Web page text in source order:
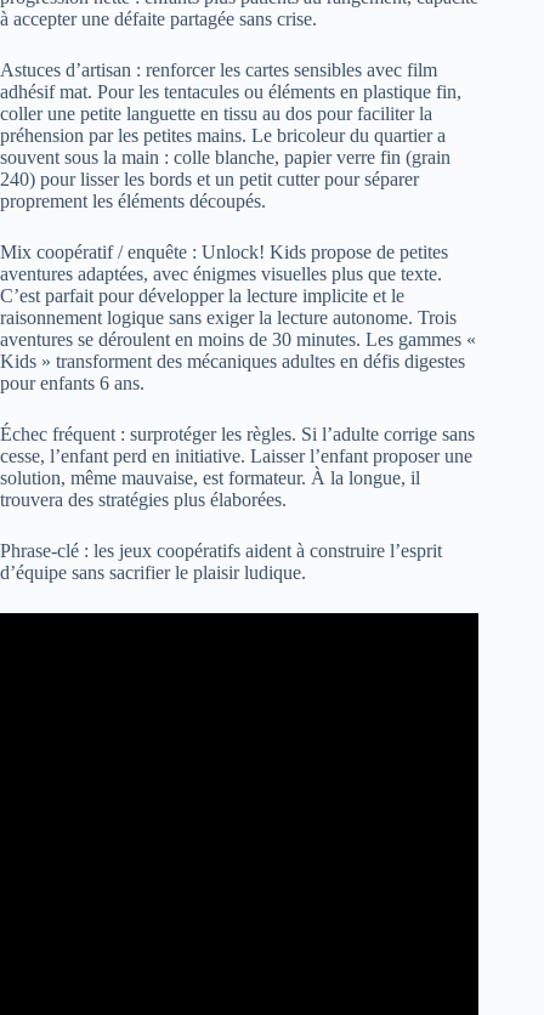
à accepter une défaite partagée sans crise.
Astuces d’artisan : renforcer les cartes sensibles avec film
adhésif mat. Pour les tentacules ou éléments en plastique fin,
coller une petite languette en tissu au dos pour faciliter la
préhension par les petites mains. Le bricoleur du quartier a
souvent sous la main : colle blanche, papier verre fin (grain
240) pour lisser les bords et un petit cutter pour séparer
proprement les éléments découpés.
Mix coopératif / enquête : Unlock! Kids propose de petites
aventures adaptées, avec énigmes visuelles plus que texte.
C’est parfait pour développer la lecture implicite et le
raisonnement logique sans exiger la lecture autonome. Trois
aventures se déroulent en moins de 30 minutes. Les gammes «
Kids » transforment des mécaniques adultes en défis digestes
pour enfants 6 ans.
Échec fréquent : surprotéger les règles. Si l’adulte corrige sans
cesse, l’enfant perd en initiative. Laisser l’enfant proposer une
solution, même mauvaise, est formateur. À la longue, il
trouvera des stratégies plus élaborées.
Phrase-clé : les jeux coopératifs aident à construire l’esprit
d’équipe sans sacrifier le plaisir ludique.